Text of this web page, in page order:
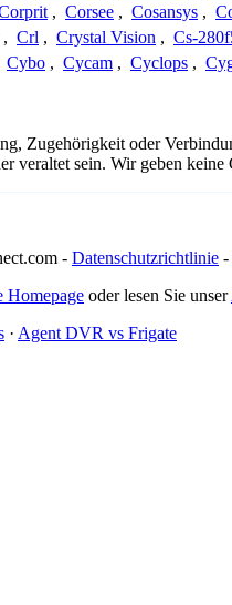
, Corsee , Cosansys ,
, Crl , Crystal Vision , Cs-
Cybo , Cycam , Cyclops ,
Zugehörigkeit oder
veraltet sein. Wir geben
- Datenschutzrichtlinie -
Homepage oder lesen Sie unser
· Agent DVR vs Frigate